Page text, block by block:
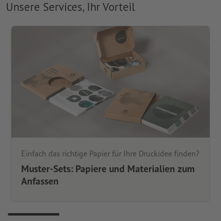
Unsere Services, Ihr Vorteil
Einfach das richtige Papier für Ihre Druckidee finden?
Muster-Sets: Papiere und Materialien zum
Anfassen